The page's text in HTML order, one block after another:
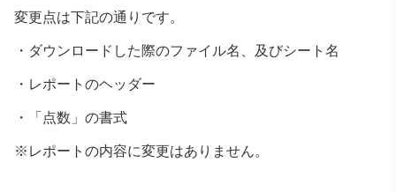
変更点は下記の通りです。
・ダウンロードした際のファイル名、及びシート名
・レポートのヘッダー
・「点数」の書式
※レポートの内容に変更はありません。